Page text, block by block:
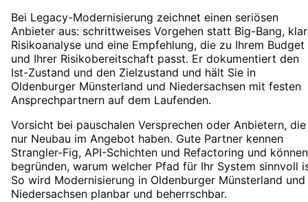
Bei Legacy-Modernisierung zeichnet einen seriösen
Anbieter aus: schrittweises Vorgehen statt Big-Bang,
Risikoanalyse und eine Empfehlung, die zu Ihrem Budget
und Ihrer Risikobereitschaft passt. Er dokumentiert den
Ist-Zustand und den Zielzustand und hält Sie in
Oldenburger Münsterland und Niedersachsen mit festen
Ansprechpartnern auf dem Laufenden.
Vorsicht bei pauschalen Versprechen oder Anbietern, die
nur Neubau im Angebot haben. Gute Partner kennen
Strangler-Fig, API-Schichten und Refactoring und können
begründen, warum welcher Pfad für Ihr System sinnvoll
So wird Modernisierung in Oldenburger Münsterland und
Niedersachsen planbar und beherrschbar.